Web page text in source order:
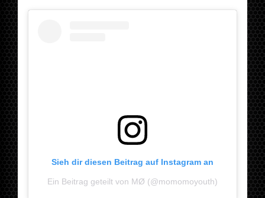
Sieh dir diesen Beitrag auf Instagram an
Ein Beitrag geteilt von MØ (@momomoyouth)